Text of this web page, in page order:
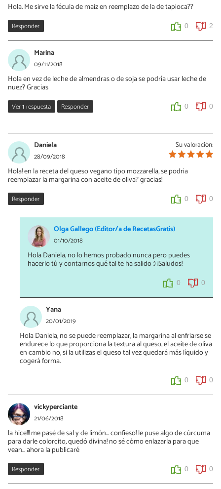
Hola. Me sirve la fécula de maiz en reemplazo de la de tapioca??
Responder 0 2
Marina
09/11/2018
Hola en vez de leche de almendras o de soja se podría usar leche de
nuez? Gracias
Ver1respuesta Responder 0 0
20/01/2019
Hola Marina! Se puede usar cualquier leche vegetal
0
Su valoración:
Daniela
28/09/2018
Hola! en la receta del queso vegano tipo mozzarella, se podria
reemplazar la margarina con aceite de oliva? gracias!
Responder 0 0
Olga Gallego (Editor/a de RecetasGratis)
01/10/2018
Hola Daniela, no lo hemos probado nunca pero puedes
hacerlo tú y contarnos qué tal te ha salido :) ¡Saludos!
0 0
Yana
20/01/2019
Hola Daniela, no se puede reemplazar, la margarina al enfriarse se
endurece lo que proporciona la textura al queso, el aceite de oliva
en cambio no, si la utilizas el queso tal vez quedará más líquido y
cogerá forma.
0 0
vickyperciante
21/06/2018
la hice!!! me pasé de sal y de limón... confieso! le puse algo de cúrcuma
para darle colorcito, quedó divina! no sé cómo enlazarla para que
vean... ahora la publicaré
Responder 0 0